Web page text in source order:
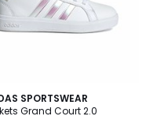
SPORTSWEAR
Grand Court 2.0